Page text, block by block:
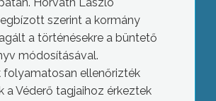
szerint a kormány
a történésekre a büntető
módosításával.
folyamatosan ellenőrizték
a Véderő tagjaihoz érkeztek